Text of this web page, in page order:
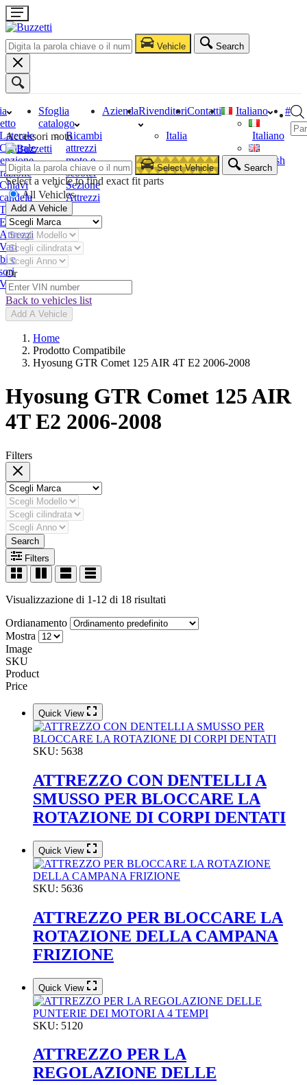
Vehicle Search
Laterale
Centrale
Chiavi
candela
Tester
Estrattori
Attrezzi
Vari
e
Vari
Sfoglia
catalogo
Ricambi
attrezzi
moto e
scooter
Sezione
Attrezzi
AziendaRivenditori
Italia
Contatti Italiano
Italiano
English
#
Accessori moto
Select Vehicle Search
Select a vehicle to find exact fit parts
All Vehicles
Add A Vehicle
Or
Back to vehicles list
Add A Vehicle
Home
Prodotto Compatibile
Hyosung GTR Comet 125 AIR 4T E2 2006-2008
Hyosung GTR Comet 125 AIR
4T E2 2006-2008
Filters
Search
Filters
Visualizzazione di 1-12 di 18 risultati
Ordianamento
Mostra
Image
SKU
Product
Price
Quick View
SKU: 5638
ATTREZZO CON DENTELLI A
SMUSSO PER BLOCCARE LA
ROTAZIONE DI CORPI DENTATI
Quick View
SKU: 5636
ATTREZZO PER BLOCCARE LA
ROTAZIONE DELLA CAMPANA
FRIZIONE
Quick View
SKU: 5120
ATTREZZO PER LA
REGOLAZIONE DELLE